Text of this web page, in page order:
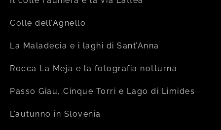
Colle dell’Agnello
La Maladecia e i laghi di Sant’Anna
Rocca La Meja e la fotografia notturna
Passo Giau, Cinque Torri e Lago di Limides
L’autunno in Slovenia